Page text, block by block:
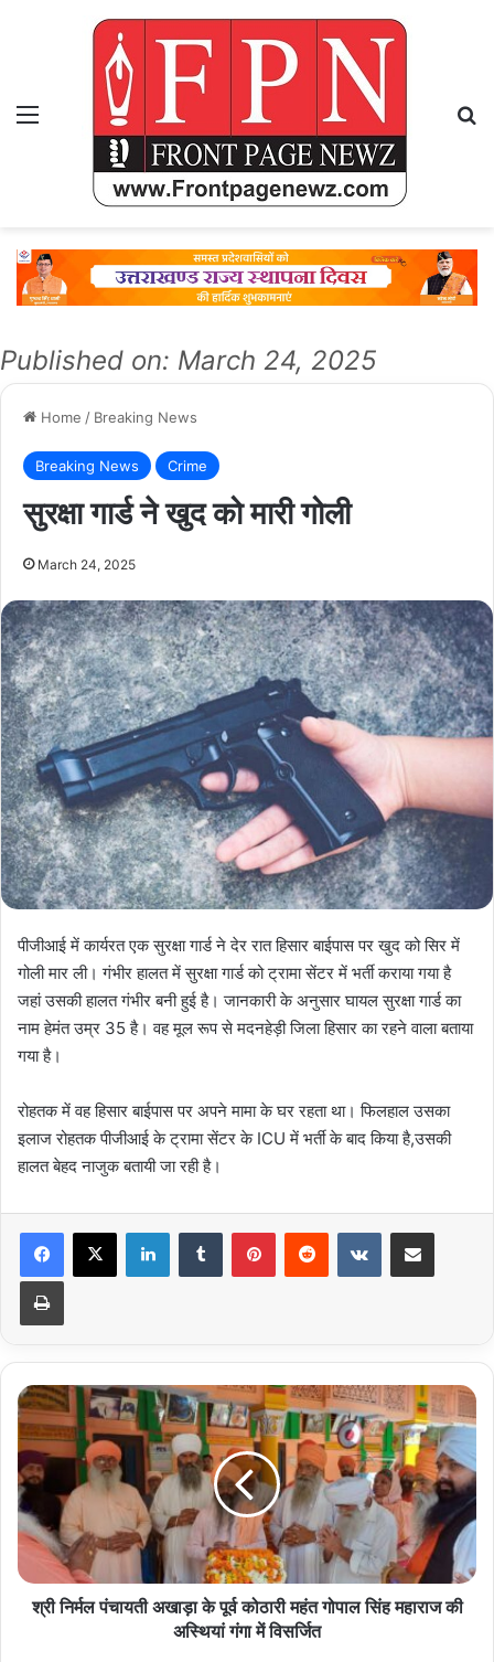
Menu
Published on: March 24, 2025
Home / Breaking News
Breaking News Crime
सुरक्षा गार्ड ने खुद को मारी गोली
March 24, 2025
पीजीआई में कार्यरत एक सुरक्षा गार्ड ने देर रात हिसार बाईपास पर खुद को सिर में
गोली मार ली। गंभीर हालत में सुरक्षा गार्ड को ट्रामा सेंटर में भर्ती कराया गया है
जहां उसकी हालत गंभीर बनी हुई है। जानकारी के अनुसार घायल सुरक्षा गार्ड का
नाम हेमंत उम्र 35 है। व​ह मूल रूप से मदनहेड़ी जिला हिसार का रहने वाला बताया
गया है।
रोहतक में व​ह हिसार बाईपास पर अपने मामा के घर रहता था। फिलहाल उसका
इलाज रोहतक पीजीआई के ट्रामा सेंटर के ICU में भर्ती के बाद किया है,उसकी
हालत बेहद नाजुक बतायी जा रही है।
LinkedInTumblr PinterestReddit VKontakteShare via Email
Print
श्री
निर्मल
पंचायती
अखाड़ा
के
पूर्व
कोठारी
गोपाल
सिंहश्री निर्मल पंचायती अखाड़ा के पूर्व कोठारी महंत गोपाल सिंह महाराज की
अस्थियां गंगा में विसर्जित